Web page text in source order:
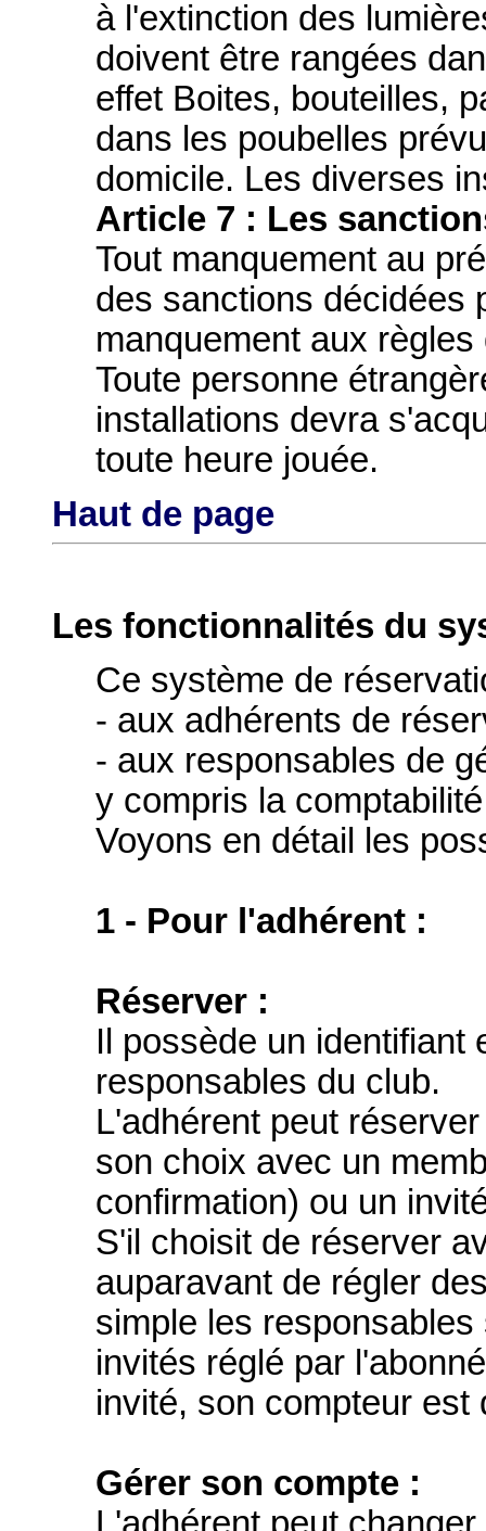
à l'extinction des
doivent être rangées
effet Boites, bouteilles,
dans les poubelles
domicile. Les diverses
Article 7 : Les
Tout manquement au
des sanctions décidées
manquement aux
Toute personne
installations devra
toute heure jouée.
Haut de page
Les fonctionnalités du
Ce système de
- aux adhérents de
- aux responsables de
y compris la
Voyons en détail les
1 - Pour l'adhérent :
Réserver :
Il possède un identifiant
responsables du club.
L'adhérent peut
son choix avec un
confirmation) ou un
S'il choisit de réserver
auparavant de régler
simple les
invités réglé par
invité, son compteur est
Gérer son compte :